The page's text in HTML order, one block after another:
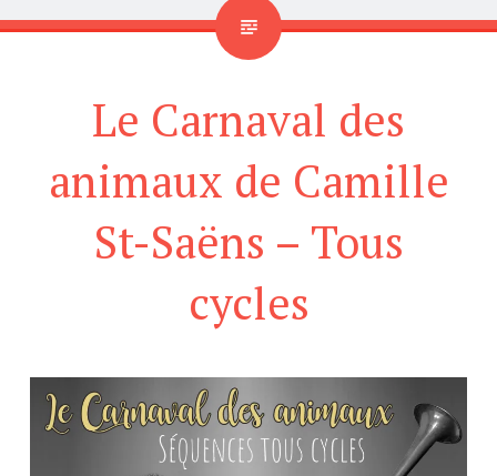
Le Carnaval des
animaux de Camille
St-Saëns – Tous
cycles